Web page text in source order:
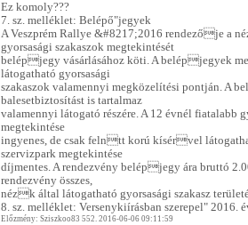
Ez komoly???
7. sz. melléklet: Belépő"jegyek
A Veszprém Rallye &#8217;2016 rendezője a
gyorsasági szakaszok megtekintését
belépjegy vásárlásához köti. A belépjegyek
látogatható gyorsasági
szakaszok valamennyi megközelítési pontján. A
balesetbiztosítást is tartalmaz
valamennyi látogató részére. A 12 évnél fiatalabb
megtekintése
ingyenes, de csak felntt korú kísérvel
szervizpark megtekintése
díjmentes. A rendezvény belépjegy ára bruttó
rendezvény összes,
nézk által látogatható gyorsasági szakasz
8. sz. melléklet: Versenykiírásban szerepel" 2016.
Előzmény: Sziszkoo83 552. 2016-06-06 09:11:59